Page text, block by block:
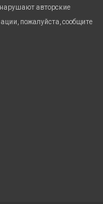
авторские
пожалуйста, сообщите